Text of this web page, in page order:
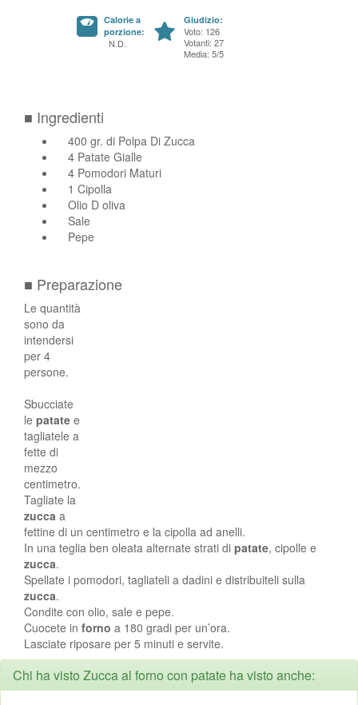
Calorie a
porzione:
N.D.
Giudizio:
Voto: 126
Votanti: 27
Media: 5/5
■ Ingredienti
400 gr. di Polpa Di Zucca
4 Patate Gialle
4 Pomodori Maturi
1 Cipolla
Olio D oliva
Sale
Pepe
■ Preparazione
Le quantità
sono da
intendersi
per 4
persone.
Sbucciate
le patate e
tagliatele a
fette di
mezzo
centimetro.
Tagliate la
zucca a
fettine di un centimetro e la cipolla ad anelli.
In una teglia ben oleata alternate strati di patate, cipolle e
zucca.
Spellate i pomodori, tagliateli a dadini e distribuiteli sulla
zucca.
Condite con olio, sale e pepe.
Cuocete in forno a 180 gradi per un’ora.
Lasciate riposare per 5 minuti e servite.
Chi ha visto Zucca al forno con patate ha visto anche: